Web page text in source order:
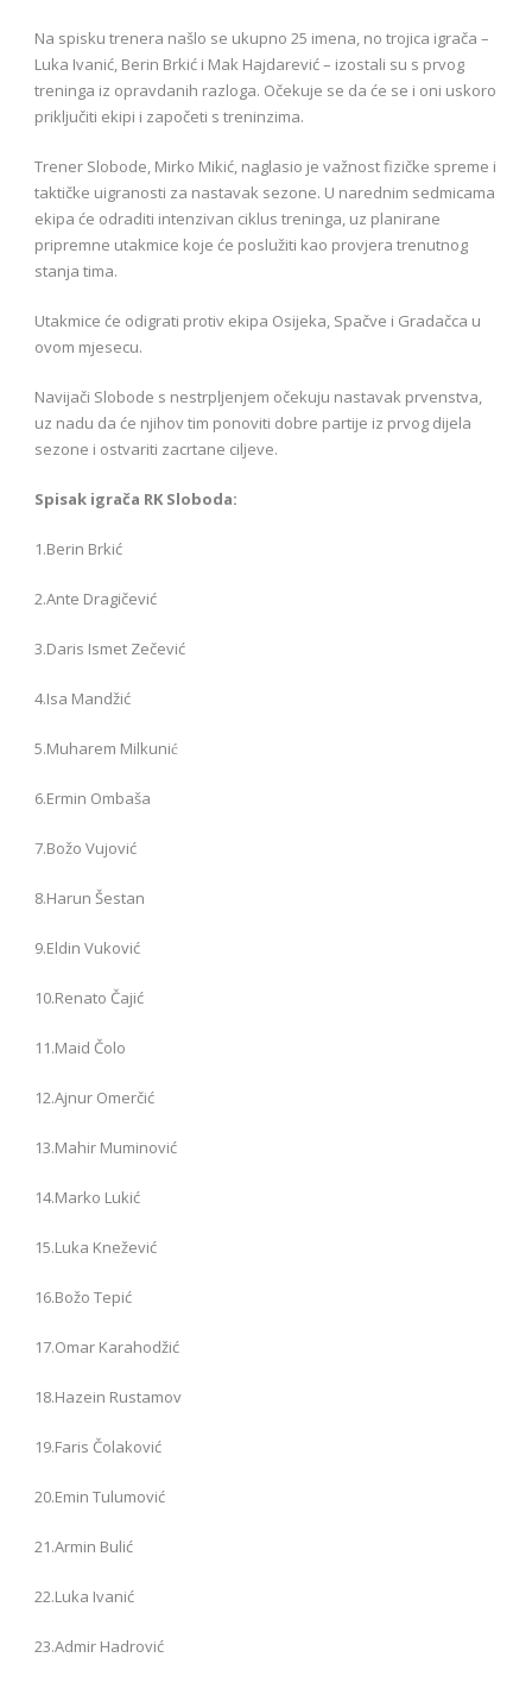
Na spisku trenera našlo se ukupno 25 imena, no trojica igrača –
Luka Ivanić, Berin Brkić i Mak Hajdarević – izostali su s prvog
treninga iz opravdanih razloga. Očekuje se da će se i oni uskoro
priključiti ekipi i započeti s treninzima.
Trener Slobode, Mirko Mikić, naglasio je važnost fizičke spreme i
taktičke uigranosti za nastavak sezone. U narednim sedmicama
ekipa će odraditi intenzivan ciklus treninga, uz planirane
pripremne utakmice koje će poslužiti kao provjera trenutnog
stanja tima.
Utakmice će odigrati protiv ekipa Osijeka, Spačve i Gradačca u
ovom mjesecu.
Navijači Slobode s nestrpljenjem očekuju nastavak prvenstva,
uz nadu da će njihov tim ponoviti dobre partije iz prvog dijela
sezone i ostvariti zacrtane ciljeve.
Spisak igrača RK Sloboda:
1.Berin Brkić
2.Ante Dragičević
3.Daris Ismet Zečević
4.Isa Mandžić
5.Muharem Milkunić
6.Ermin Ombaša
7.Božo Vujović
8.Harun Šestan
9.Eldin Vuković
10.Renato Čajić
11.Maid Čolo
12.Ajnur Omerčić
13.Mahir Muminović
14.Marko Lukić
15.Luka Knežević
16.Božo Tepić
17.Omar Karahodžić
18.Hazein Rustamov
19.Faris Čolaković
20.Emin Tulumović
21.Armin Bulić
22.Luka Ivanić
23.Admir Hadrović